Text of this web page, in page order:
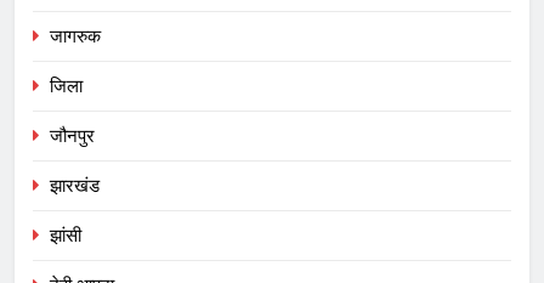
जागरुक
जिला
जौनपुर
झारखंड
झांसी